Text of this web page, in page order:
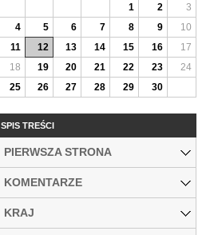
1
2
3
4
5 6 7 8 9
10
11
12 13 14 15 16
17
18
19 20 21 22 23
24
25
26 27 28 29 30
SPIS TREŚCI
PIERWSZA STRONA
KOMENTARZE
KRAJ